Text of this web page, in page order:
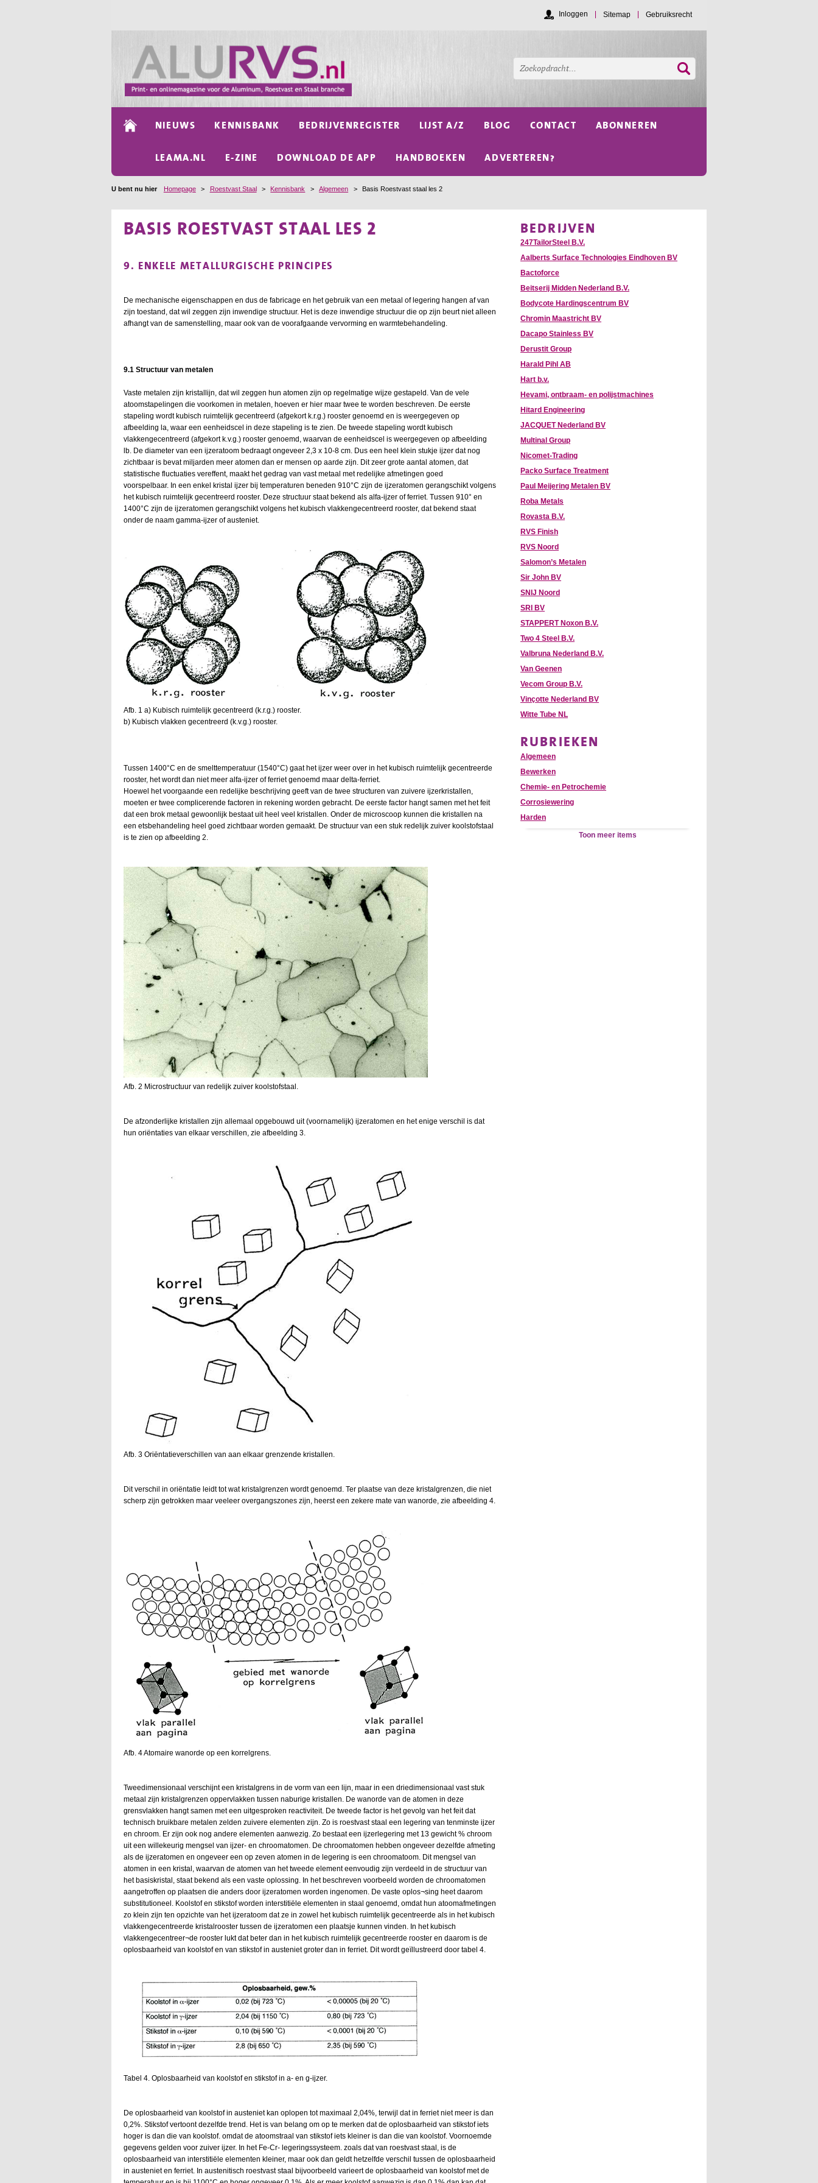
Sitemap Gebruiksrecht
Inloggen
NIEUWS KENNISBANK BEDRIJVENREGISTER LIJST A/Z BLOG CONTACT ABONNEREN
LEAMA.NL E-ZINE DOWNLOAD DE APP HANDBOEKEN ADVERTEREN?
U bent nu hier Homepage > Roestvast Staal > Kennisbank > Algemeen > Basis Roestvast staal les 2
BASIS ROESTVAST STAAL LES 2
9. ENKELE METALLURGISCHE PRINCIPES
De mechanische eigenschappen en dus de fabricage en het gebruik van een metaal of legering hangen af van
zijn toestand, dat wil zeggen zijn inwendige structuur. Het is deze inwendige structuur die op zijn beurt niet alleen
afhangt van de samenstelling, maar ook van de voorafgaande vervorming en warmtebehandeling.
9.1 Structuur van metalen
Vaste metalen zijn kristallijn, dat wil zeggen hun atomen zijn op regelmatige wijze gestapeld. Van de vele
atoomstapelingen die voorkomen in metalen, hoeven er hier maar twee te worden beschreven. De eerste
stapeling wordt kubisch ruimtelijk gecentreerd (afgekort k.r.g.) rooster genoemd en is weergegeven op
afbeelding la, waar een eenheidscel in deze stapeling is te zien. De tweede stapeling wordt kubisch
vlakkengecentreerd (afgekort k.v.g.) rooster genoemd, waarvan de eenheidscel is weergegeven op afbeelding
lb. De diameter van een ijzeratoom bedraagt ongeveer 2,3 x 10-8 cm. Dus een heel klein stukje ijzer dat nog
zichtbaar is bevat miljarden meer atomen dan er mensen op aarde zijn. Dit zeer grote aantal atomen, dat
statistische fluctuaties vereffent, maakt het gedrag van vast metaal met redelijke afmetingen goed
voorspelbaar. In een enkel kristal ijzer bij temperaturen beneden 910°C zijn de ijzeratomen gerangschikt volgens
het kubisch ruimtelijk gecentreerd rooster. Deze structuur staat bekend als alfa-ijzer of ferriet. Tussen 910° en
1400°C zijn de ijzeratomen gerangschikt volgens het kubisch vlakkengecentreerd rooster, dat bekend staat
onder de naam gamma-ijzer of austeniet.
Afb. 1 a) Kubisch ruimtelijk gecentreerd (k.r.g.) rooster.
b) Kubisch vlakken gecentreerd (k.v.g.) rooster.
Tussen 1400°C en de smelttemperatuur (1540°C) gaat het ijzer weer over in het kubisch ruimtelijk gecentreerde
rooster, het wordt dan niet meer alfa-ijzer of ferriet genoemd maar delta-ferriet.
Hoewel het voorgaande een redelijke beschrijving geeft van de twee structuren van zuivere ijzerkristallen,
moeten er twee complicerende factoren in rekening worden gebracht. De eerste factor hangt samen met het feit
dat een brok metaal gewoonlijk bestaat uit heel veel kristallen. Onder de microscoop kunnen die kristallen na
een etsbehandeling heel goed zichtbaar worden gemaakt. De structuur van een stuk redelijk zuiver koolstofstaal
is te zien op afbeelding 2.
Afb. 2 Microstructuur van redelijk zuiver koolstofstaal.
De afzonderlijke kristallen zijn allemaal opgebouwd uit (voornamelijk) ijzeratomen en het enige verschil is dat
hun oriëntaties van elkaar verschillen, zie afbeelding 3.
Afb. 3 Oriëntatieverschillen van aan elkaar grenzende kristallen.
Dit verschil in oriëntatie leidt tot wat kristalgrenzen wordt genoemd. Ter plaatse van deze kristalgrenzen, die niet
scherp zijn getrokken maar veeleer overgangszones zijn, heerst een zekere mate van wanorde, zie afbeelding 4.
Afb. 4 Atomaire wanorde op een korrelgrens.
Tweedimensionaal verschijnt een kristalgrens in de vorm van een lijn, maar in een driedimensionaal vast stuk
metaal zijn kristalgrenzen oppervlakken tussen naburige kristallen. De wanorde van de atomen in deze
grensvlakken hangt samen met een uitgesproken reactiviteit. De tweede factor is het gevolg van het feit dat
technisch bruikbare metalen zelden zuivere elementen zijn. Zo is roestvast staal een legering van tenminste ijzer
en chroom. Er zijn ook nog andere elementen aanwezig. Zo bestaat een ijzerlegering met 13 gewicht % chroom
uit een willekeurig mengsel van ijzer- en chroomatomen. De chroomatomen hebben ongeveer dezelfde afmeting
als de ijzeratomen en ongeveer een op zeven atomen in de legering is een chroomatoom. Dit mengsel van
atomen in een kristal, waarvan de atomen van het tweede element eenvoudig zijn verdeeld in de structuur van
het basiskristal, staat bekend als een vaste oplossing. In het beschreven voorbeeld worden de chroomatomen
aangetroffen op plaatsen die anders door ijzeratomen worden ingenomen. De vaste oplos¬sing heet daarom
substitutioneel. Koolstof en stikstof worden interstitiële elementen in staal genoemd, omdat hun atoomafmetingen
zo klein zijn ten opzichte van het ijzeratoom dat ze in zowel het kubisch ruimtelijk gecentreerde als in het kubisch
vlakkengecentreerde kristalrooster tussen de ijzeratomen een plaatsje kunnen vinden. In het kubisch
vlakkengecentreer¬de rooster lukt dat beter dan in het kubisch ruimtelijk gecentreerde rooster en daarom is de
oplosbaarheid van koolstof en van stikstof in austeniet groter dan in ferriet. Dit wordt geïllustreerd door tabel 4.
Tabel 4. Oplosbaarheid van koolstof en stikstof in a- en g-ijzer.
De oplosbaarheid van koolstof in austeniet kan oplopen tot maximaal 2,04%, terwijl dat in ferriet niet meer is dan
0,2%. Stikstof vertoont dezelfde trend. Het is van belang om op te merken dat de oplosbaarheid van stikstof iets
hoger is dan die van koolstof. omdat de atoomstraal van stikstof iets kleiner is dan die van koolstof. Voornoemde
gegevens gelden voor zuiver ijzer. In het Fe-Cr- legeringssysteem. zoals dat van roestvast staal, is de
oplosbaarheid van interstitiële elementen kleiner, maar ook dan geldt hetzelfde verschil tussen de oplosbaarheid
in austeniet en ferriet. In austenitisch roestvast staal bijvoorbeeld varieert de oplosbaarheid van koolstof met de
BEDRIJVEN
247TailorSteel B.V.
Aalberts Surface Technologies Eindhoven BV
Bactoforce
Beitserij Midden Nederland B.V.
Bodycote Hardingscentrum BV
Chromin Maastricht BV
Dacapo Stainless BV
Derustit Group
Harald Pihl AB
Hart b.v.
Hevami, ontbraam- en polijstmachines
Hitard Engineering
JACQUET Nederland BV
Multinal Group
Nicomet-Trading
Packo Surface Treatment
Paul Meijering Metalen BV
Roba Metals
Rovasta B.V.
RVS Finish
RVS Noord
Salomon’s Metalen
Sir John BV
SNIJ Noord
SRI BV
STAPPERT Noxon B.V.
Two 4 Steel B.V.
Valbruna Nederland B.V.
Van Geenen
Vecom Group B.V.
Vinçotte Nederland BV
Witte Tube NL
RUBRIEKEN
Algemeen
Bewerken
Chemie- en Petrochemie
Corrosiewering
Harden
Toon meer items